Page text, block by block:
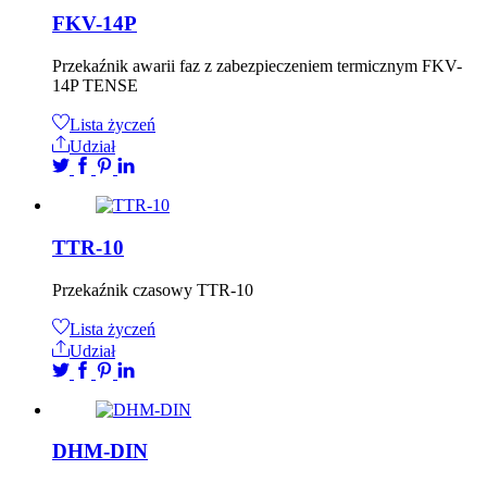
FKV-14P
Przekaźnik awarii faz z zabezpieczeniem termicznym FKV-
14P TENSE
Lista życzeń
Udział
TTR-10
Przekaźnik czasowy TTR-10
Lista życzeń
Udział
DHM-DIN